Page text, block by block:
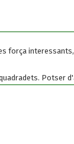
Potser